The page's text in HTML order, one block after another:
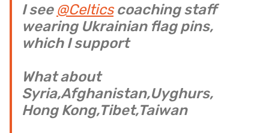
I see @Celticscoaching staff
wearing Ukrainian flag pins,
which I support
What about
Syria,Afghanistan,Uyghurs,
Hong Kong,Tibet,Taiwan